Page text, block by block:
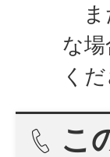
ま
な
くだ
こ